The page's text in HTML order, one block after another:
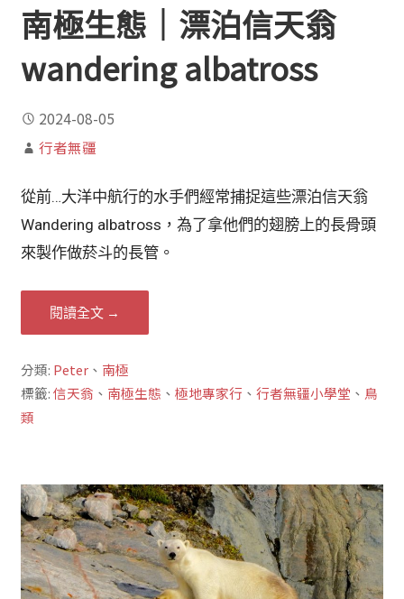
南極生態｜漂泊信天翁
wandering albatross
2024-08-05
行者無疆
從前…大洋中航行的水手們經常捕捉這些漂泊信天翁
Wandering albatross，為了拿他們的翅膀上的長骨頭
來製作做菸斗的長管。
閱讀全文 →
分類: Peter 、 南極
標籤:信天翁 、 南極生態 、極地專家行 、行者無疆小學堂 、 鳥
類